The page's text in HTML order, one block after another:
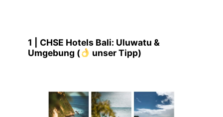
1 | CHSE Hotels Bali: Uluwatu &
Umgebung (
unser Tipp)